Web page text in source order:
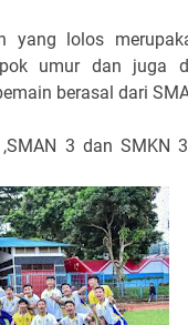
yang lolos
umur dan juga
berasal dari
3 dan SMKN